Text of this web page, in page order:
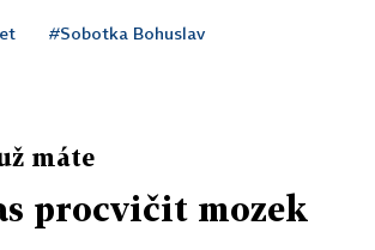
#Sobotka Bohuslav
máte
procvičit mozek